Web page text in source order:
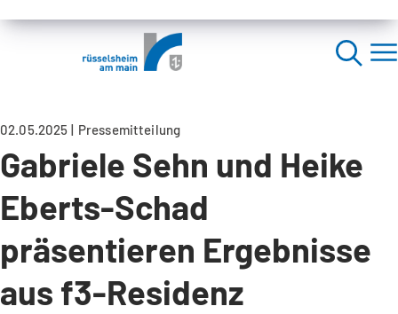
02.05.2025 Pressemitteilung
Gabriele Sehn und Heike
Eberts-Schad
präsentieren Ergebnisse
aus f3-Residenz